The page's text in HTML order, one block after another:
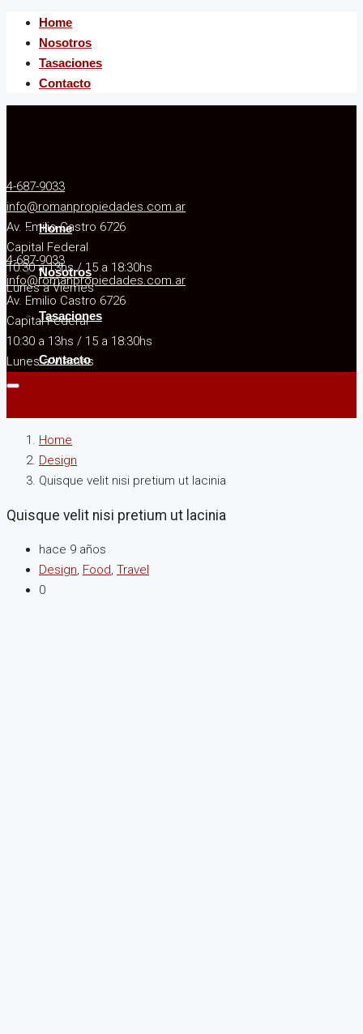
Home
Nosotros
Tasaciones
Contacto
4-687-9033
info@romanpropiedades.com.ar
Av. Emilio Castro 6726
Capital Federal
10:30 a 13hs / 15 a 18:30hs
Lunes a Viernes
Home
Nosotros
Tasaciones
Contacto
4-687-9033
info@romanpropiedades.com.ar
Av. Emilio Castro 6726
Capital Federal
10:30 a 13hs / 15 a 18:30hs
Lunes a Viernes
Home
Design
Quisque velit nisi pretium ut lacinia
Quisque velit nisi pretium ut lacinia
hace 9 años
Design, Food, Travel
0